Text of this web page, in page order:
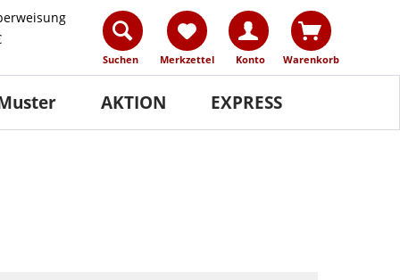
Suchen Merkzettel Konto Warenkorb
AKTION EXPRESS